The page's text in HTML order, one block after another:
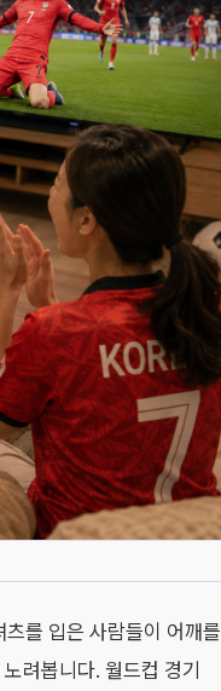
를 입은 사람들이 어깨를
려봅니다. 월드컵 경기